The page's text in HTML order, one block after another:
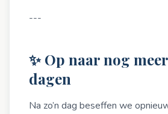
---
✨ Op naar nog
dagen
Na zo’n dag beseffen we